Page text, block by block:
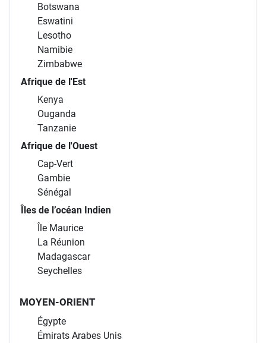
Botswana
Eswatini
Lesotho
Namibie
Zimbabwe
Afrique de l'Est
Kenya
Ouganda
Tanzanie
Afrique de l'Ouest
Cap-Vert
Gambie
Sénégal
Îles de l’océan Indien
Île Maurice
La Réunion
Madagascar
Seychelles
MOYEN-ORIENT
Égypte
Émirats Arabes Unis